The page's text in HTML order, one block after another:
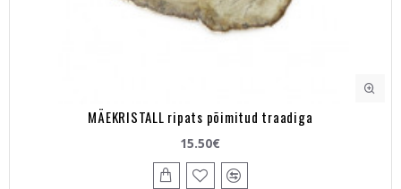
MÄEKRISTALL ripats põimitud traadiga
15.50€